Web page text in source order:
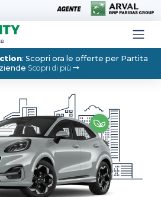
: Scopri ora le offerte per Partita
Scopri di più